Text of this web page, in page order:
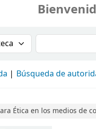
por:Buscar en el
Búsqueda de
Ética en los medios de